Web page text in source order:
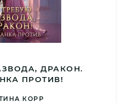
ДРАКОН.
ПРОТИВ!
КОРР